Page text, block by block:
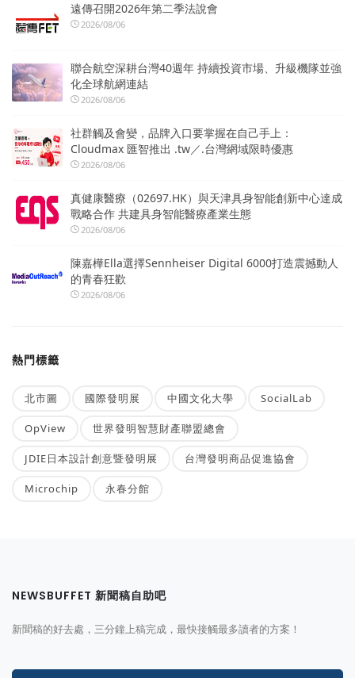
遠傳召開2026年第二季法說會
2026/08/06
聯合航空深耕台灣40週年 持續投資市場、升級機隊並強
化全球航網連結
2026/08/06
社群觸及會變，品牌入口要掌握在自己手上：
Cloudmax 匯智推出 .tw／.台灣網域限時優惠
2026/08/06
真健康醫療（02697.HK）與天津具身智能創新中心達成
戰略合作 共建具身智能醫療產業生態
2026/08/06
陳嘉樺Ella選擇Sennheiser Digital 6000打造震撼動人
的青春狂歡
2026/08/06
熱門標籤
北市圖 國際發明展 中國文化大學 SocialLab
OpView 世界發明智慧財產聯盟總會
JDIE日本設計創意暨發明展 台灣發明商品促進協會
Microchip 永春分館
NEWSBUFFET 新聞稿自助吧
新聞稿的好去處，三分鐘上稿完成，最快接觸最多讀者的方案！